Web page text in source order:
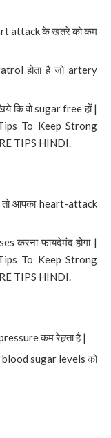
attack के खतरे को कम
होता है जो artery
कि वो sugar free हों |
To Keep Strong
TIPS HINDI.
तो आपका heart-attack
करना फायदेमंद होगा |
To Keep Strong
TIPS HINDI.
कम रेह्र्ता है |
blood sugar levels को